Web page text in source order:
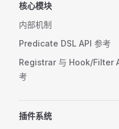
核心模块
内部机制
Predicate DSL API 参考
Registrar 与 Hook/Filter
考
插件系统